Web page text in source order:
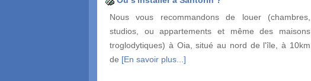
Nous vous recommandons de louer (chambres,
studios, ou appartements et même des maisons
troglodytiques) à Oia, situé au nord de l'île, à 10km
de [En savoir plus...]